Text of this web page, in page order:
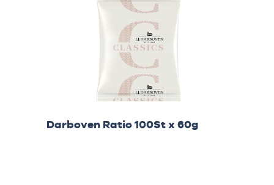
Darboven Ratio 100St x 60g